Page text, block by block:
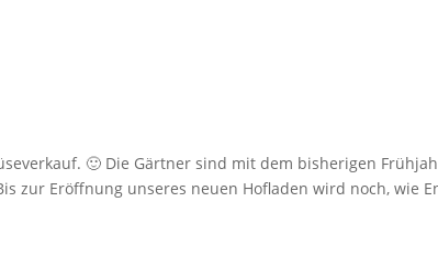
🙂 Die Gärtner sind mit dem bisherigen
zur Eröffnung unseres neuen Hofladen wird noch, wie